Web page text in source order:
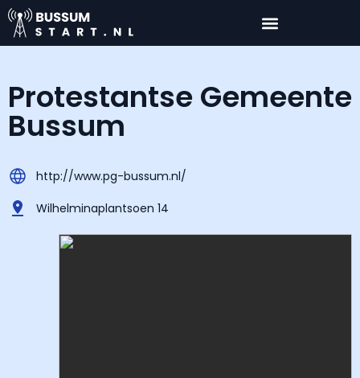
Protestantse Gemeente
Bussum
http://www.pg-bussum.nl/
Wilhelminaplantsoen 14